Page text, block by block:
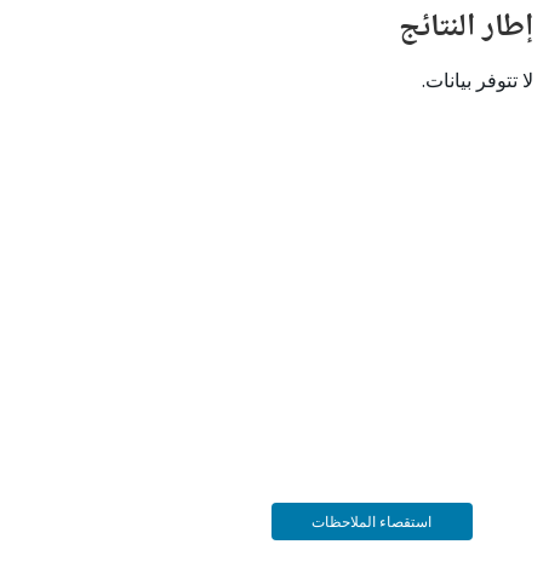
بيانات.
استقصاء الملاحظات